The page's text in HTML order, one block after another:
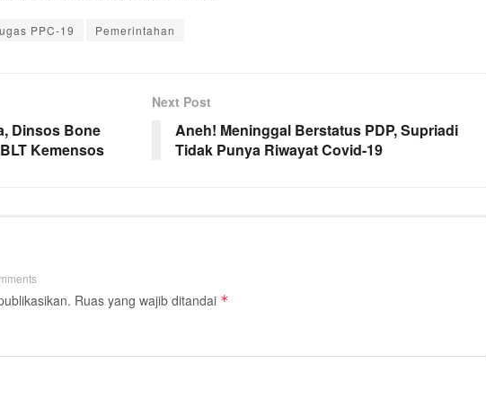
PPC-19 Pemerintahan
Dinsos Bone
Kemensos
Next Post
Aneh! Meninggal Berstatus PDP, Supriadi
Tidak Punya Riwayat Covid-19
Ruas yang wajib ditandai *